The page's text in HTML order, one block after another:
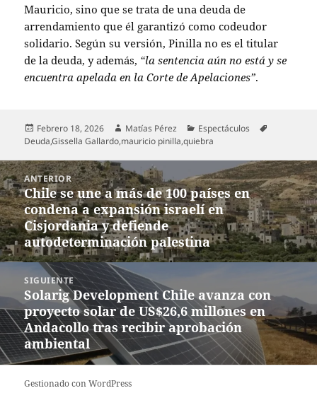
Mauricio, sino que se trata de una deuda de
arrendamiento que él garantizó como codeudor
solidario. Según su versión, Pinilla no es el titular
de la deuda, y además, “la sentencia aún no está y se
encuentra apelada en la Corte de Apelaciones”.
Publicado
el
Febrero 18, 2026 Autor
Matías Pérez Categorías
Espectáculos
Deuda,Gissella Gallardo,mauricio pinilla,quiebra
Navegación
de
entradas
ANTERIOR
Entrada
anterior:
Chile se une a más de 100 países en
condena a expansión israelí en
Cisjordania y defiende
autodeterminación palestina
SIGUIENTE
Entrada
siguiente:
Solarig Development Chile avanza con
proyecto solar de US$26,6 millones en
Andacollo tras recibir aprobación
ambiental
Gestionado con WordPress